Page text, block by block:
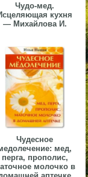
Чудо-мед.
кухня
— Михайлова И.
Чудесное
мед,
перга, прополис,
молочко в